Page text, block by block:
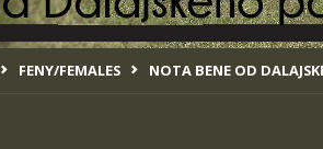
HOMEFENY/FEMALES NOTA BENE OD